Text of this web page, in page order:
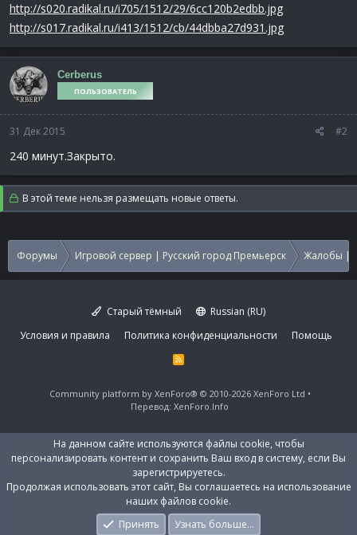
http://s020.radikal.ru/i705/1512/29/6cc120b2edbb.jpg
http://s017.radikal.ru/i413/1512/cb/44dbba27d931.jpg
Cerberus
ПОЛЬЗОВАТЕЛЬ
31 Дек 2015 #2
240 минут.Закрыто.
В этой теме нельзя размещать новые ответы.
Форумы Игровой сервер | Русский город Премьерск Жалобы |
Старый тёмный
Russian (RU)
Условия и правила
Политика конфиденциальности Помощь
R
S
Community platform by XenForo® © 2010-2026 XenForo Ltd
Перевод: XenForo.Info
На данном сайте используются файлы cookie, чтобы
персонализировать контент и сохранить Ваш вход в систему, если Вы
зарегистрируетесь.
Продолжая использовать этот сайт, Вы соглашаетесь на использование
наших файлов cookie.
Принять
Узнать больше…